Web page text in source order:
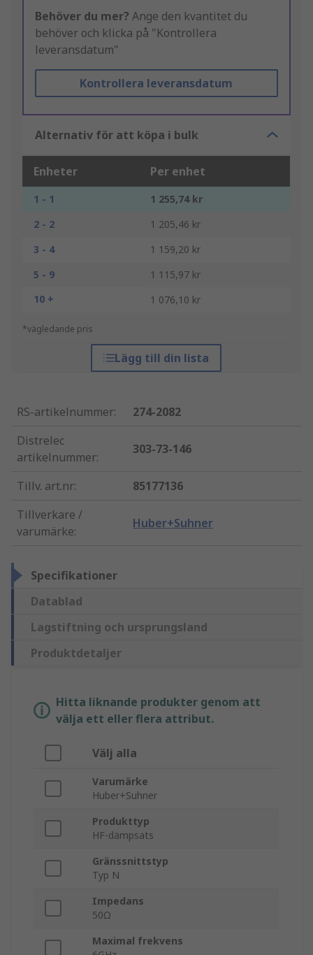
Behöver du mer? Ange den kvantitet du
behöver och klicka på "Kontrollera
leveransdatum"
Kontrollera leveransdatum
Alternativ för att köpa i bulk
Enheter Per enhet
1 - 1
1 255,74 kr
2 - 2
1 205,46 kr
3 - 4
1 159,20 kr
5 - 9
1 115,97 kr
10 +
1 076,10 kr
*vägledande pris
Lägg till din lista
RS-artikelnummer:
274-2082
Distrelec
artikelnummer:
303-73-146
Tillv. art.nr:
85177136
Tillverkare /
varumärke:
Huber+Suhner
Specifikationer
Datablad
Lagstiftning och ursprungsland
Produktdetaljer
Hitta liknande produkter genom att
välja ett eller flera attribut.
Välj alla
Varumärke
Huber+Suhner
Produkttyp
HF-dämpsats
Gränssnittstyp
Typ N
Impedans
50Ω
Maximal frekvens